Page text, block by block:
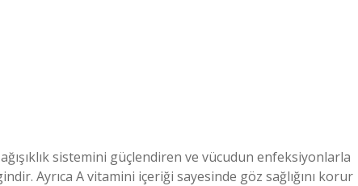
sistemini güçlendiren ve vücudun enfeksiyonlarla
Ayrıca A vitamini içeriği sayesinde göz sağlığını korur